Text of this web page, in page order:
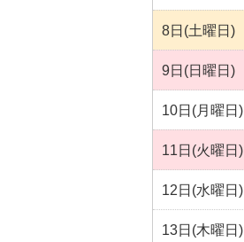
8日(土曜日)
9日(日曜日)
10日(月曜日)
11日(火曜日)
12日(水曜日)
13日(木曜日)